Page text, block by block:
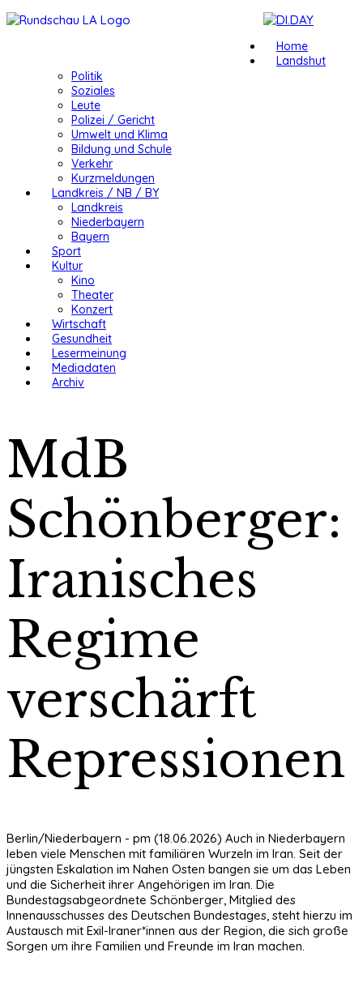
Home
Landshut
Politik
Soziales
Leute
Polizei / Gericht
Umwelt und Klima
Bildung und Schule
Verkehr
Kurzmeldungen
Landkreis / NB / BY
Landkreis
Niederbayern
Bayern
Sport
Kultur
Kino
Theater
Konzert
Wirtschaft
Gesundheit
Lesermeinung
Mediadaten
Archiv
MdB
Schönberger:
Iranisches
Regime
verschärft
Repressionen
Berlin/Niederbayern - pm (18.06.2026) Auch in Niederbayern
leben viele Menschen mit familiären Wurzeln im Iran. Seit der
jüngsten Eskalation im Nahen Osten bangen sie um das Leben
und die Sicherheit ihrer Angehörigen im Iran. Die
Bundestagsabgeordnete Schönberger, Mitglied des
Innenausschusses des Deutschen Bundestages, steht hierzu im
Austausch mit Exil-Iraner*innen aus der Region, die sich große
Sorgen um ihre Familien und Freunde im Iran machen.